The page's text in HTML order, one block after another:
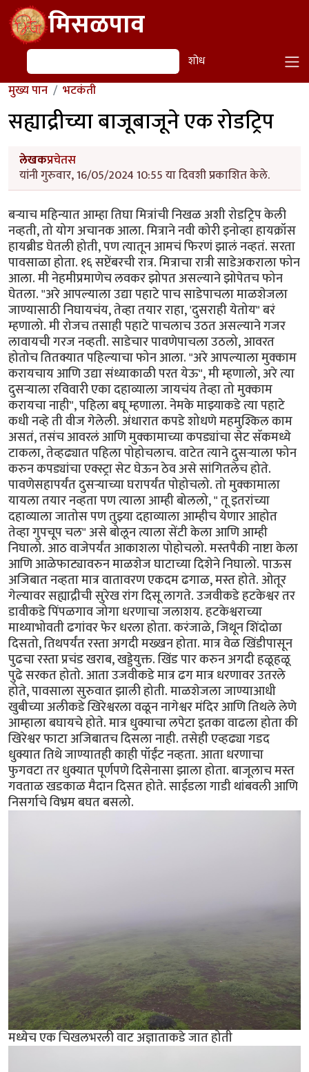
Skip to main contentमिसळपाव
शोध शोध
मुख्य पान भटकंती
सह्याद्रीच्या बाजूबाजूने एक रोडट्रिप
लेखकप्रचेतस
यांनी गुरुवार, 16/05/2024 10:55 या दिवशी प्रकाशित केले.
बर्‍याच महिन्यात आम्हा तिघा मित्रांची निखळ अशी रोडट्रिप केली
नव्हती, तो योग अचानक आला. मित्राने नवी कोरी इनोव्हा हायक्रॉस
हायब्रीड घेतली होती, पण त्यातून आमचं फिरणं झालं नव्हतं. सरता
पावसाळा होता. १६ सप्टेंबरची रात्र. मित्राचा रात्री साडेअकराला फोन
आला. मी नेहमीप्रमाणेच लवकर झोपत असल्याने झोपेतच फोन
घेतला. "अरे आपल्याला उद्या पहाटे पाच साडेपाचला माळशेजला
जाण्यासाठी निघायचंय, तेव्हा तयार राहा, 'दुसराही येतोय" बरं
म्हणालो. मी रोजच तसाही पहाटे पाचलाच उठत असल्याने गजर
लावायची गरज नव्हती. साडेचार पावणेपाचला उठलो, आवरत
होतोच तितक्यात पहिल्याचा फोन आला. "अरे आपल्याला मुक्काम
करायचाय आणि उद्या संध्याकाळी परत येऊ", मी म्हणालो, अरे त्या
दुसर्‍याला रविवारी एका दहाव्याला जायचंय तेव्हा तो मुक्काम
करायचा नाही", पहिला बघू म्हणाला. नेमके माझ्याकडे त्या पहाटे
कधी नव्हे ती वीज गेलेली. अंधारात कपडे शोधणे महमुश्किल काम
असतं, तसंच आवरलं आणि मुक्कामाच्या कपड्यांचा सेट सॅकमध्ये
टाकला, तेव्हढ्यात पहिला पोहोचलाच. वाटेत त्याने दुसर्‍याला फोन
करुन कपड्यांचा एक्स्ट्रा सेट घेऊन ठेव असे सांगितलेच होते.
पावणेसहापर्यंत दुसर्‍याच्या घरापर्यंत पोहोचलो. तो मुक्कामाला
यायला तयार नव्हता पण त्याला आम्ही बोललो, " तू इतरांच्या
दहाव्याला जातोस पण तुझ्या दहाव्याला आम्हीच येणार आहोत
तेव्हा गुपचूप चल" असे बोलून त्याला सेंटी केला आणि आम्ही
निघालो. आठ वाजेपर्यंत आकाशला पोहोचलो. मस्तपैकी नाष्टा केला
आणि आळेफाट्यावरुन माळशेज घाटाच्या दिशेने निघालो. पाऊस
अजिबात नव्हता मात्र वातावरण एकदम ढगाळ, मस्त होते. ओतूर
गेल्यावर सह्याद्रीची सुरेख रांग दिसू लागते. उजवीकडे हटकेश्वर तर
डावीकडे पिंपळगाव जोगा धरणाचा जलाशय. हटकेश्वराच्या
माथ्याभोवती ढगांवर फेर धरला होता. करंजाळे, जिथून शिंदोळा
दिसतो, तिथपर्यंत रस्ता अगदी मख्खन होता. मात्र वेळ खिंडीपासून
पुढचा रस्ता प्रचंड खराब, खड्डेयुक्त. खिंड पार करुन अगदी हळूहळू
पुढे सरकत होतो. आता उजवीकडे मात्र ढग मात्र धरणावर उतरले
होते, पावसाला सुरुवात झाली होती. माळशेजला जाण्याआधी
खुबीच्या अलीकडे खिरेश्वरला वळून नागेश्वर मंदिर आणि तिथले लेणे
आम्हाला बघायचे होते. मात्र धुक्याचा लपेटा इतका वाढला होता की
खिरेश्वर फाटा अजिबातच दिसला नाही. तसेही एव्हढ्या गडद
धुक्यात तिथे जाण्यातही काही पॉईंट नव्हता. आता धरणाचा
फुगवटा तर धुक्यात पूर्णपणे दिसेनासा झाला होता. बाजूलाच मस्त
गवताळ खडकाळ मैदान दिसत होते. साईडला गाडी थांबवली आणि
निसर्गाचे विभ्रम बघत बसलो.
मध्येच एक चिखलभरली वाट अज्ञाताकडे जात होती